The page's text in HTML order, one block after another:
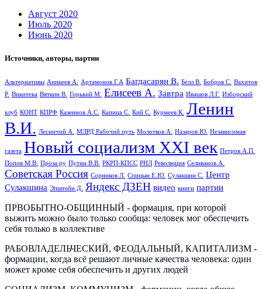
Август 2020
Июль 2020
Июнь 2020
Источники, авторы, партии
Альтернативы Аникеев А. Артамонов Г.А Багдасарян В. Белл В. Бобров С.
Вахитов
Р. Викитека Вяткин В. Горький М. Елисеев А. Завтра Ивашов Л.Г. Изборский
клуб КОНТ КПРФ Казеннов А.С. Капица С. Кий С. Курмеев К.
Ленин
В.И. Лесничий А. МЛРД Рабочий путь Молотков А. Назаров Ю. Независимая
газета Новый социализм XXI век Петров А.П.
Попов М.В.
Проза.ру Путин В.В. РКРП-КПСС РНЛ Революция Селиванов А.
Советская Россия Сорников Л. Спицын Е.Ю. Сулакшин С.
Центр
Сулакшина Эпштейн Д. Яндекс ДЗЕН видео книги партии
ПРВОБЫТНО-ОБЩИННЫЙ - формация, при которой
выжить можно было только сообща: человек мог обеспечить
себя только в коллективе
РАБОВЛАДЕЛЬЧЕСКИЙ, ФЕОДАЛЬНЫЙ, КАПИТАЛИЗМ -
формации, когда всё решают личные качества человека: один
может кроме себя обеспечить и других людей